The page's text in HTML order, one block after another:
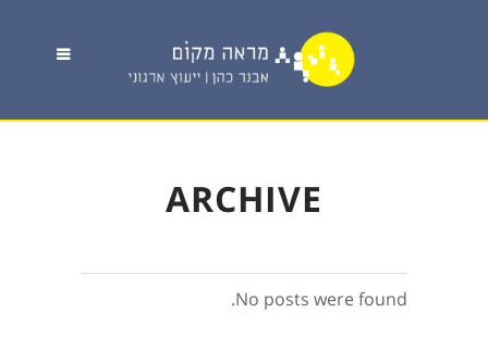
ARCHIVE
No posts were found.